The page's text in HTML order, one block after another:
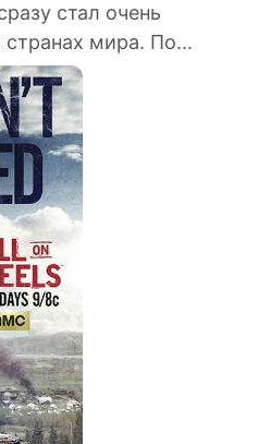
стал очень
странах мира. По...